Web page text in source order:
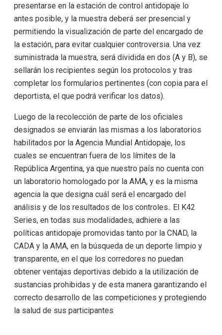
presentarse en la estación de control antidopaje lo
antes posible, y la muestra deberá ser presencial y
permitiendo la visualización de parte del encargado de
la estación, para evitar cualquier controversia. Una vez
suministrada la muestra, será dividida en dos (A y B), se
sellarán los recipientes según los protocolos y tras
completar los formularios pertinentes (con copia para el
deportista, el que podrá verificar los datos).
Luego de la recolección de parte de los oficiales
designados se enviarán las mismas a los laboratorios
habilitados por la Agencia Mundial Antidopaje, los
cuales se encuentran fuera de los límites de la
República Argentina, ya que nuestro país no cuenta con
un laboratorio homologado por la AMA, y es la misma
agencia la que designa cuál será el encargado del
análisis y de los resultados de los controles.. El K42
Series, en todas sus modalidades, adhiere a las
políticas antidopaje promovidas tanto por la CNAD, la
CADA y la AMA, en la búsqueda de un deporte limpio y
transparente, en el que los corredores no puedan
obtener ventajas deportivas debido a la utilización de
sustancias prohibidas y de esta manera garantizando el
correcto desarrollo de las competiciones y protegiendo
la salud de sus participantes